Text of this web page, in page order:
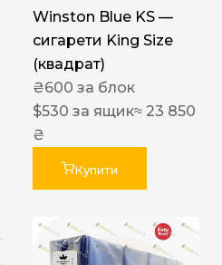
Winston Blue KS —
сигарети King Size
(квадрат)
₴600 за блок
$530 за ящик≈ 23 850
₴
Купити